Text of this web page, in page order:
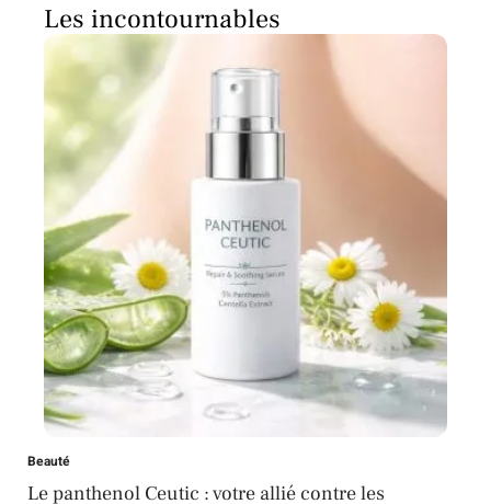
Les incontournables
Beauté
Le panthenol Ceutic : votre allié contre les